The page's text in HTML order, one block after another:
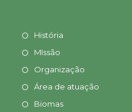
História
MIssão
Organização
Área de atuação
Biomas